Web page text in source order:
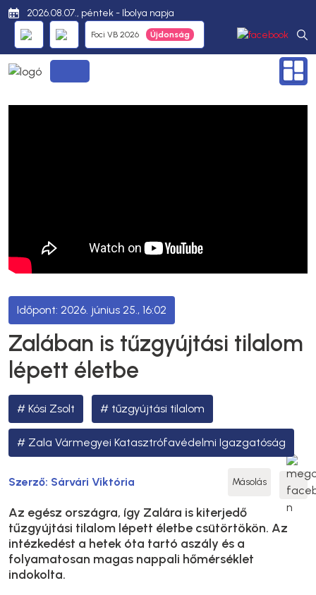
2026.08.07., péntek - Ibolya napja
Foci VB 2026
2026. június 25., 16:02
Zalában is tűzgyújtási tilalom
lépett életbe
Kósi Zsolt tűzgyújtási tilalom
Zala Vármegyei Katasztrófavédelmi Igazgatóság
Szerző: Sárvári Viktória Másolás
Az egész országra, így Zalára is kiterjedő
tűzgyújtási tilalom lépett életbe csütörtökön. Az
intézkedést a hetek óta tartó aszály és a
folyamatosan magas nappali hőmérséklet
indokolta.